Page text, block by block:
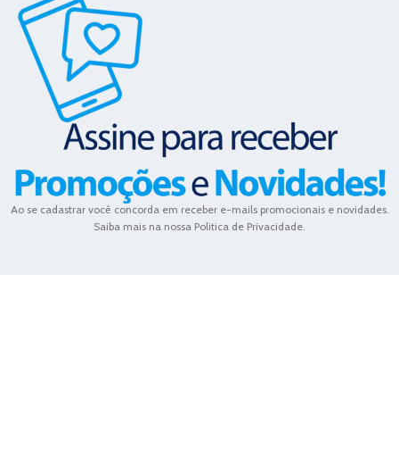
Ao se cadastrar você concorda em receber e-mails promocionais e novidades.
Saiba mais na nossa Politica de Privacidade.